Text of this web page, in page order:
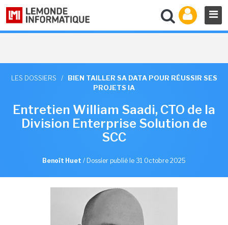
LES DOSSIERS /
BIEN TAILLER SA DATA POUR RÉUSSIR SES
PROJETS IA
Entretien William Saadi, CTO de la
Division Enterprise Solution de
SCC
Benoît Huet / Dossier publié le 31 Octobre 2025